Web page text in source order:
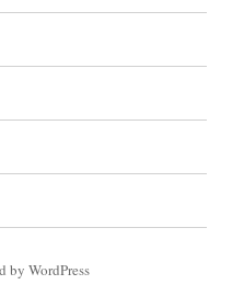
by WordPress